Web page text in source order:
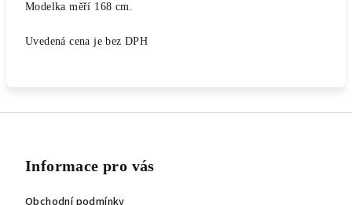
Modelka měří 168 cm.
Uvedená cena je bez DPH
Informace pro vás
Obchodní podmínky